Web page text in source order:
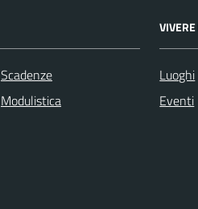
Scadenze
Modulistica
Luoghi
Eventi